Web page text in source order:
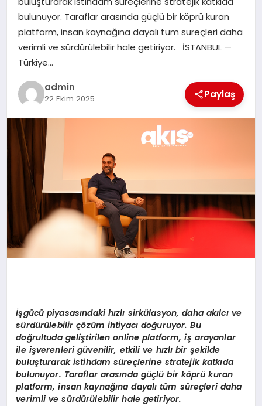
DÜNYA
EĞITIM
bulunuyor. Taraflar arasında güçlü bir köprü kuran
platform, insan kaynağına dayalı tüm süreçleri daha
verimli ve sürdürülebilir hale getiriyor. İSTANBUL —
Türkiye…
admin
22 Ekim 2025 Paylaş
İşgücü piyasasındaki hızlı sirkülasyon, daha akılcı ve
sürdürülebilir çözüm ihtiyacı doğuruyor. Bu
doğrultuda geliştirilen online platform, iş arayanlar
ile işverenleri güvenilir, etkili ve hızlı bir şekilde
buluşturarak istihdam süreçlerine stratejik katkıda
bulunuyor. Taraflar arasında güçlü bir köprü kuran
platform, insan kaynağına dayalı tüm süreçleri daha
verimli ve sürdürülebilir hale getiriyor.